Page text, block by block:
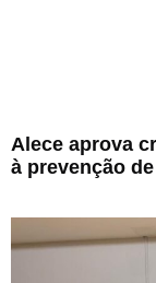
Alece aprova
à prevenção